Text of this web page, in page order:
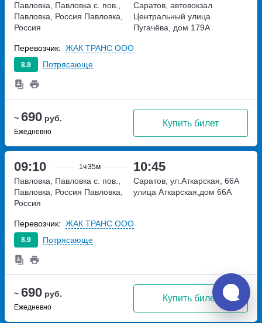
~ 690 руб.
Ежедневно
Купить билет
Павловка, Павловка с. пов.,
Павловка, Россия Павловка,
Россия
Саратов, автовокзал
Центральный улица
Пугачёва, дом 179А
8.9 Потрясающе
Перевозчик: ЖАК ТРАНС ООО
09:10 1ч35м 10:45
~ 690 руб.
Ежедневно
Купить билет
Павловка, Павловка с. пов.,
Павловка, Россия Павловка,
Россия
Саратов, ул.Аткарская, 66А
улица Аткарская,дом 66А
8.9 Потрясающе
Перевозчик: ЖАК ТРАНС ООО